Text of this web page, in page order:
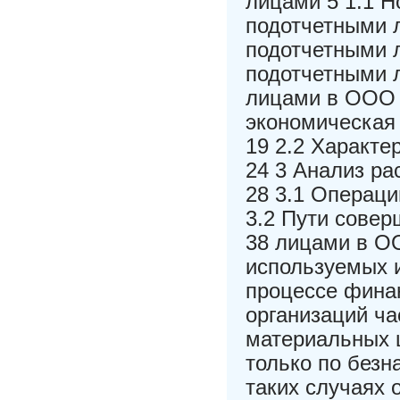
подотчетными
подотчетными
подотчетными
лицами в ООО
19 2.2
24 3 Анализ
28 3.1
3.2 Пути
38 лицами в
используемых
процессе
организаций
материальных
только по
таких случаях